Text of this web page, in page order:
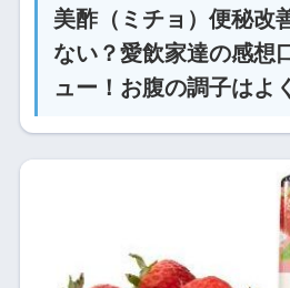
美酢（ミチョ）便秘改
ない？愛飲家達の感想
ュー！お腹の調子はよ